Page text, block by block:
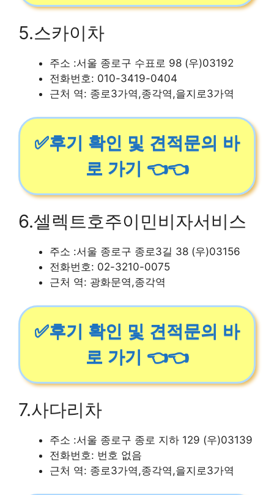
5.스카이차
주소 :서울 종로구 수표로 98 (우)03192
전화번호: 010-3419-0404
근처 역: 종로3가역,종각역,을지로3가역
✅후기 확인 및 견적문의 바
로 가기 👈👈
6.셀렉트호주이민비자서비스
주소 :서울 종로구 종로3길 38 (우)03156
전화번호: 02-3210-0075
근처 역: 광화문역,종각역
✅후기 확인 및 견적문의 바
로 가기 👈👈
7.사다리차
주소 :서울 종로구 종로 지하 129 (우)03139
전화번호: 번호 없음
근처 역: 종로3가역,종각역,을지로3가역